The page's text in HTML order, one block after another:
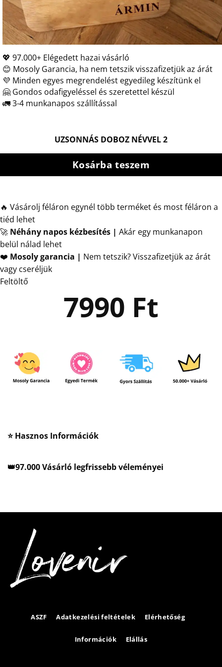
💖 97.000+ Elégedett hazai vásárló
😊 Mosoly Garancia, ha nem tetszik visszafizetjük az árát
💜 Minden egyes megrendelést egyedileg készítünk el
🤗 Gondos odafigyeléssel és szeretettel készül
🚛 3-4 munkanapos szállítással
UZSONNÁS DOBOZ NÉVVEL 2
Kosárba teszem
🔥 Vásárolj féláron egynél több terméket és most féláron a
tiéd lehet
🚀 Néhány napos kézbesítés | Akár egy munkanapon
belül nálad lehet
❤️ Mosoly garancia | Nem tetszik? Visszafizetjük az árát
vagy cseréljük
Feltöltő
7990 Ft
⭐ Hasznos Információk
👑97.000 Vásárló legfrissebb véleményei
ASZF Adatkezelési feltételek Elérhetőség
Információk Elállás